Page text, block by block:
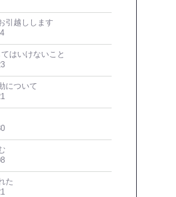
引越しします
はいけないこと
について
た